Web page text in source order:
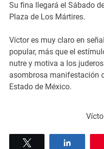
Su fina llegará el Sábado
Plaza de Los Mártires.
Víctor es muy claro en
popular, más que el
nutre y motiva a los
asombrosa manifestación
Estado de México.